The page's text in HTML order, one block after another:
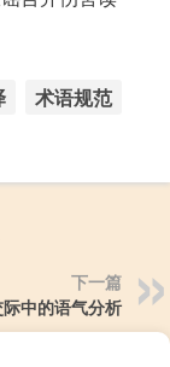
术语规范
下一篇
中的语气分析